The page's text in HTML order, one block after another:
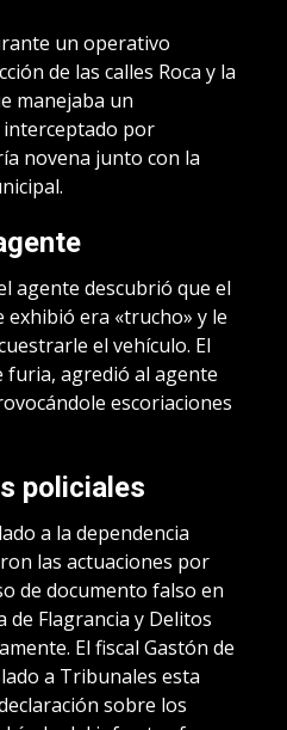
un operativo
de las calles Roca y la
manejaba un
por
novena junto con la
agente descubrió que el
exhibió era «trucho» y le
el vehículo. El
furia, agredió al agente
escoriaciones
policiales
a la dependencia
las actuaciones por
de documento falso en
de Flagrancia y Delitos
El fiscal Gastón de
a Tribunales esta
sobre los